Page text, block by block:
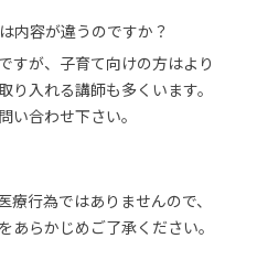
内容が違うのですか？
すが、子育て向けの方はより
り入れる講師も多くいます。
い合わせ下さい。
療行為ではありませんので、
あらかじめご了承ください。